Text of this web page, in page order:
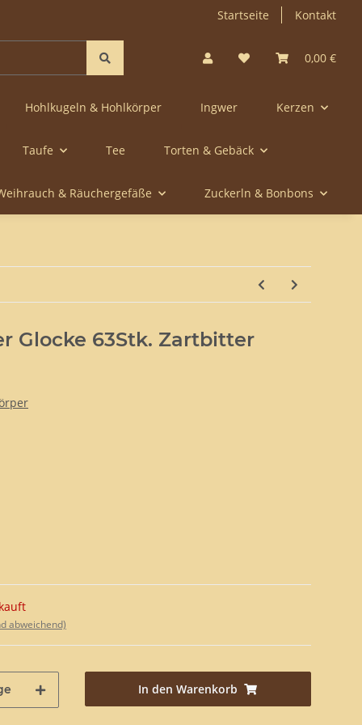
Startseite Kontakt
0,00 €
Hohlkugeln & Hohlkörper Ingwer Kerzen
Taufe Tee Torten & Gebäck
& Räuchergefäße Zuckerln & Bonbons
Glocke 63Stk. Zartbitter
abweichend)
In den Warenkorb